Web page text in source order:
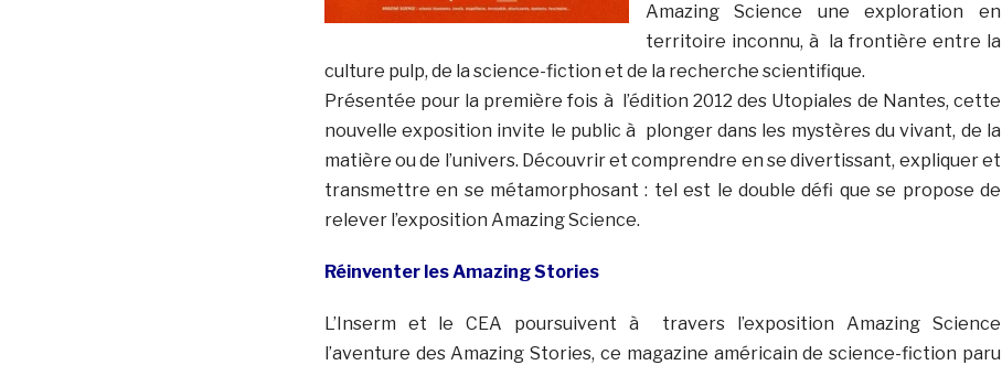
Amazing Science une exploration en
territoire inconnu, à la frontière entre la
culture pulp, de la science-fiction et de la recherche scientifique.
Présentée pour la première fois à l’édition 2012 des Utopiales de Nantes, cette
nouvelle exposition invite le public à plonger dans les mystères du vivant, de la
matière ou de l’univers. Découvrir et comprendre en se divertissant, expliquer et
transmettre en se métamorphosant : tel est le double défi que se propose de
relever l’exposition Amazing Science.
Réinventer les Amazing Stories
L’Inserm et le CEA poursuivent à travers l’exposition Amazing Science
l’aventure des Amazing Stories, ce magazine américain de science-fiction paru